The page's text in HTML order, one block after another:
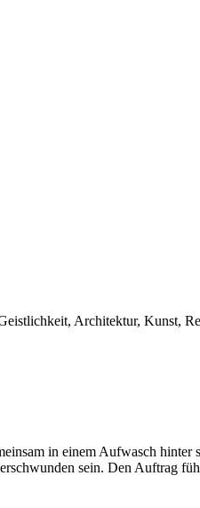
Architektur, Kunst,
in einem Aufwasch hinter
sein. Den Auftrag